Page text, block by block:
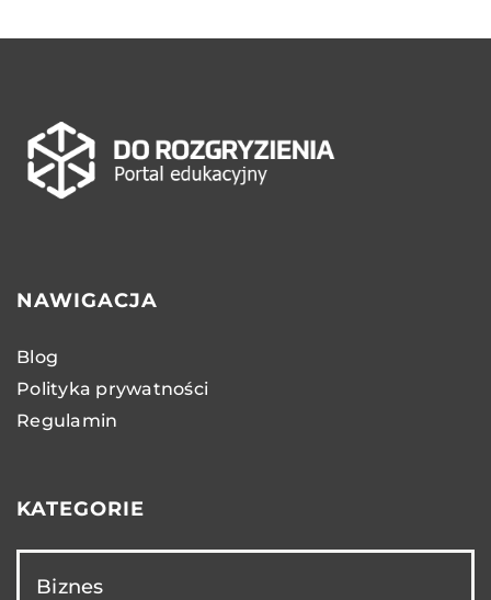
NAWIGACJA
Blog
Polityka prywatności
Regulamin
KATEGORIE
Biznes